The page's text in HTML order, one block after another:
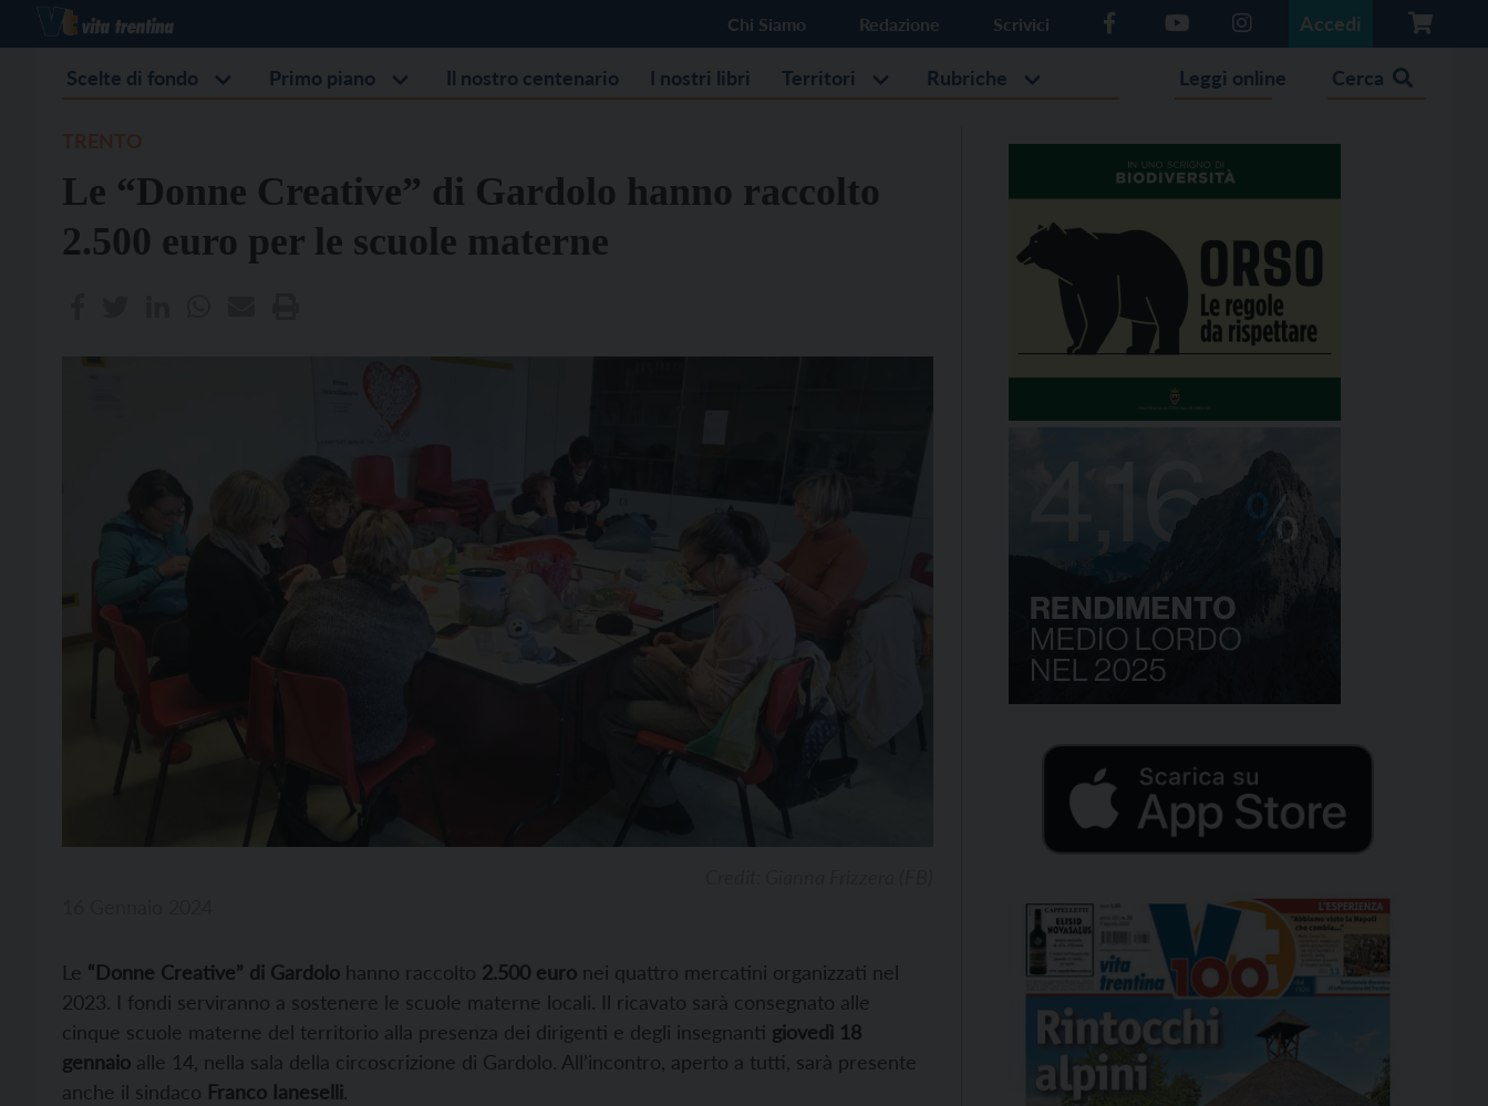
Chi Siamo Redazione Scrivici Accedi
Scelte di fondo Primo piano Il nostro centenario I nostri libri Territori Rubriche Leggi online Cerca
Le “Donne Creative” di Gardolo hanno raccolto
2.500 euro per le scuole materne
Le “Donne Creative” di Gardolo hanno raccolto 2.500 euro nei quattro mercatini organizzati nel
2023. I fondi serviranno a sostenere le scuole materne locali. Il ricavato sarà consegnato alle
cinque scuole materne del territorio alla presenza dei dirigenti e degli insegnanti giovedì 18
gennaio alle 14, nella sala della circoscrizione di Gardolo. All’incontro, aperto a tutti, sarà presente
anche il sindaco Franco Ianeselli.